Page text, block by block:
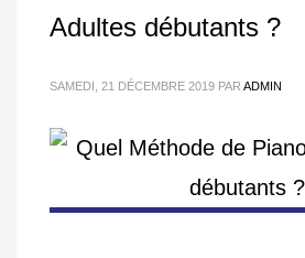
Adultes débutants ?
SAMEDI, 21 DÉCEMBRE 2019 PAR ADMIN